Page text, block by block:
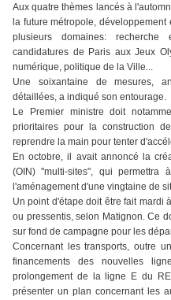
Aux quatre thèmes lancés à
la future métropole,
plusieurs domaines: recherche
candidatures de Paris aux Jeux
numérique, politique de la Ville...
Une soixantaine de mesures,
détaillées, a indiqué son entourage.
Le Premier ministre doit
prioritaires pour la construction
reprendre la main pour tenter
En octobre, il avait annoncé la
(OIN) "multi-sites", qui permettra
l'aménagement d'une vingtaine de
Un point d'étape doit être fait mardi
ou pressentis, selon Matignon. Ce
sur fond de campagne pour les
Concernant les transports, outre
financements des nouvelles
prolongement de la ligne E du
présenter un plan concernant les